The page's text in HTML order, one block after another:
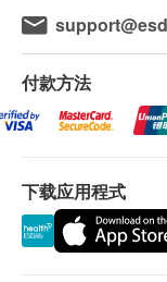
总胆固醇
低密度脂蛋白
糖尿
空腹血糖
肝功能
所有身体检
所有身体检
如有任何争
和体检 将保
所有健康检
途。当阁下
咨询有认可
付款方法
下载应用程式